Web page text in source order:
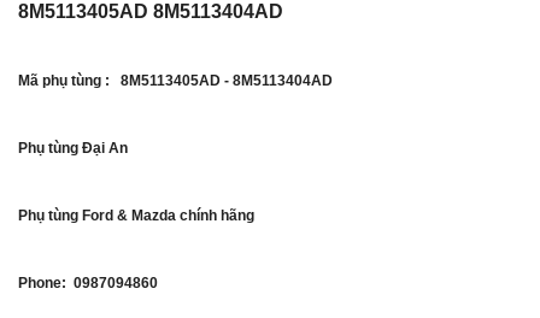
8M5113405AD 8M5113404AD
Mã phụ tùng : 8M5113405AD - 8M5113404AD
Phụ tùng Đại An
Phụ tùng Ford & Mazda chính hãng
Phone: 0987094860